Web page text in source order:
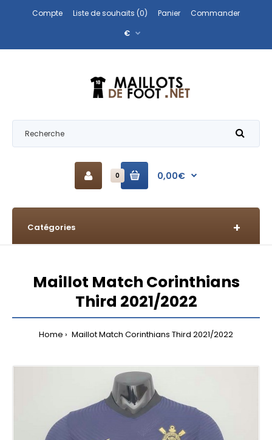
Compte Liste de souhaits (0) Panier
Commander
€
0 0,00€
Catégories
Maillot Match Corinthians
Third 2021/2022
Home Maillot Match Corinthians Third 2021/2022